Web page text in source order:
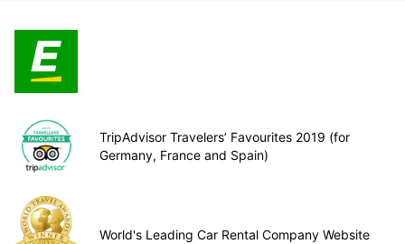
TripAdvisor Travelers’ Favourites 2019 (for
Germany, France and Spain)
World's Leading Car Rental Company Website